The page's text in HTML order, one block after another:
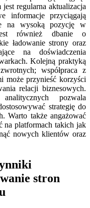
regularna aktualizacja
informacje przyciągają
na wysoką pozycję w
również dbanie o
ładowanie strony oraz
na doświadczenia
Kolejną praktyką
współpraca z
może przynieść korzyści
relacji biznesowych.
pozwala
strategię do
Warto także angażować
na platformach takich jak
nowych klientów oraz
stron